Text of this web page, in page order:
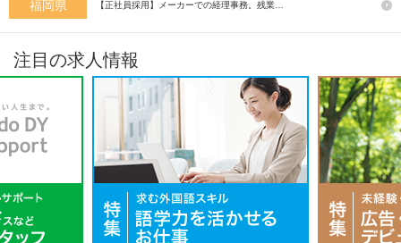
福岡県 【正社員採用】メーカーでの経理事務。残業…
注目の求人情報